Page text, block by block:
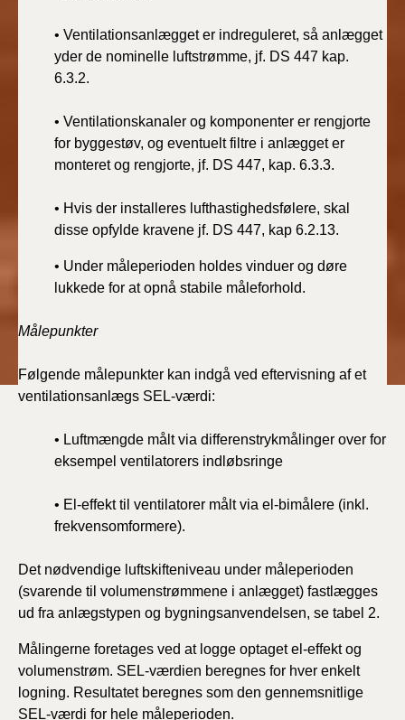
• Ventilationsanlægget er indreguleret, så anlægget
yder de nominelle luftstrømme, jf. DS 447 kap.
6.3.2.
• Ventilationskanaler og komponenter er rengjorte
for byggestøv, og eventuelt filtre i anlægget er
monteret og rengjorte, jf. DS 447, kap. 6.3.3.
• Hvis der installeres lufthastighedsfølere, skal
disse opfylde kravene jf. DS 447, kap 6.2.13.
• Under måleperioden holdes vinduer og døre
lukkede for at opnå stabile måleforhold.
Målepunkter
Følgende målepunkter kan indgå ved eftervisning af et
ventilationsanlægs SEL-værdi:
• Luftmængde målt via differenstrykmålinger over for
eksempel ventilatorers indløbsringe
• El-effekt til ventilatorer målt via el-bimålere (inkl.
frekvensomformere).
Det nødvendige luftskifteniveau under måleperioden
(svarende til volumenstrømmene i anlægget) fastlægges
ud fra anlægstypen og bygningsanvendelsen, se tabel 2.
Målingerne foretages ved at logge optaget el-effekt og
volumenstrøm. SEL-værdien beregnes for hver enkelt
logning. Resultatet beregnes som den gennemsnitlige
SEL-værdi for hele måleperioden.